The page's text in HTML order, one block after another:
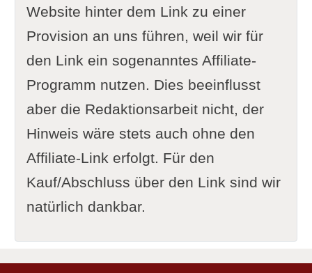
Website hinter dem Link zu einer
Provision an uns führen, weil wir für
den Link ein sogenanntes Affiliate-
Programm nutzen. Dies beeinflusst
aber die Redaktionsarbeit nicht, der
Hinweis wäre stets auch ohne den
Affiliate-Link erfolgt. Für den
Kauf/Abschluss über den Link sind wir
natürlich dankbar.